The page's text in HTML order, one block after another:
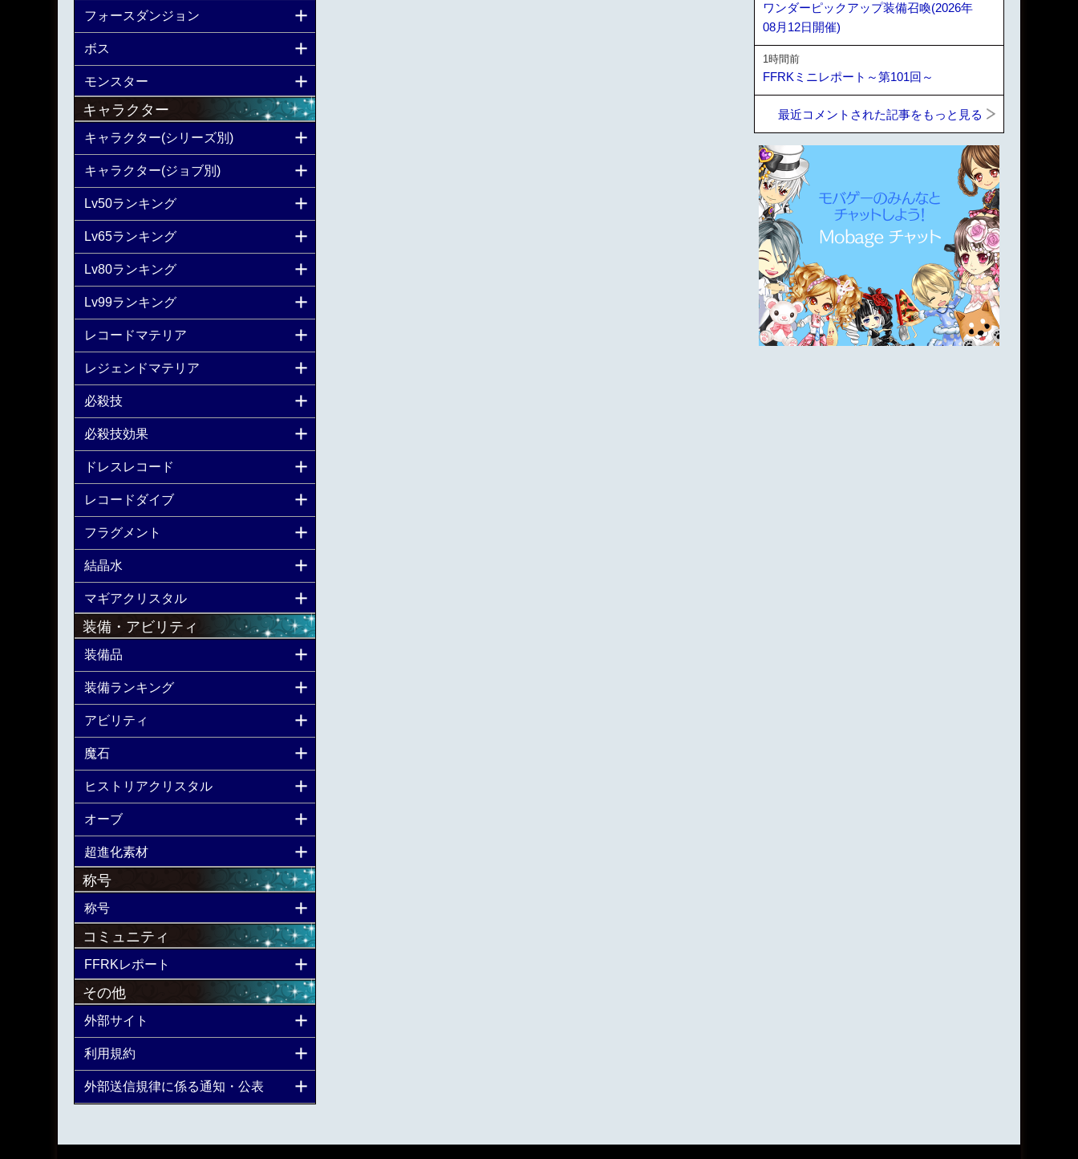
フォースダンジョン
ボス
モンスター
キャラクター
キャラクター(シリーズ別)
キャラクター(ジョブ別)
Lv50ランキング
Lv65ランキング
Lv80ランキング
Lv99ランキング
レコードマテリア
レジェンドマテリア
必殺技
必殺技効果
ドレスレコード
レコードダイブ
フラグメント
結晶水
マギアクリスタル
装備・アビリティ
装備品
装備ランキング
アビリティ
魔石
ヒストリアクリスタル
オーブ
超進化素材
称号
称号
コミュニティ
FFRKレポート
その他
外部サイト
利用規約
外部送信規律に係る通知・公表
ワンダーピックアップ装備召喚(2026年
08月12日開催)
1時間前
FFRKミニレポート～第101回～
最近コメントされた記事をもっと見る